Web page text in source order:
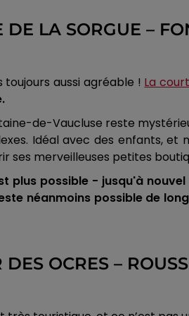
DE LA SORGUE –
toujours aussi agréable ! La
de-Vaucluse reste
Idéal avec des enfants,
ses merveilleuses petites
plus possible - jusqu'à
néanmoins possible de
DES OCRES –